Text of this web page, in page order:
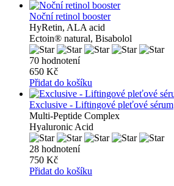
Noční retinol booster
HyRetin, ALA acid
Ectoin® natural, Bisabolol
70 hodnotení
650 Kč
Přidat do košíku
Exclusive - Liftingové pleťové sérum
Multi-Peptide Complex
Hyaluronic Acid
28 hodnotení
750 Kč
Přidat do košíku